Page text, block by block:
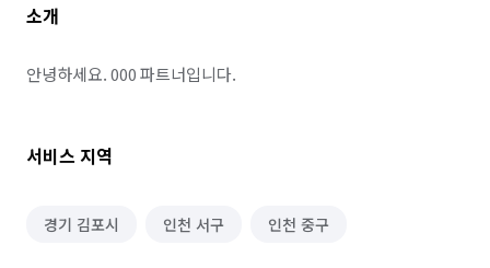
소개
안녕하세요. 000 파트너입니다.
서비스 지역
경기 김포시 인천 서구 인천 중구